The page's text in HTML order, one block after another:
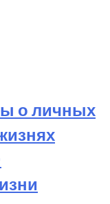
о личных